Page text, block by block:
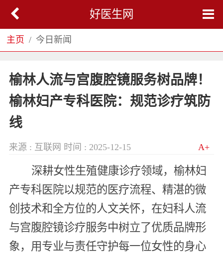
好医生网
主页 今日新闻
榆林人流与宫腹腔镜服务树品牌！
榆林妇产专科医院：规范诊疗筑防
线
来源 : 互联网 时间 : 2025-12-15 A+
深耕女性生殖健康诊疗领域，榆林妇
产专科医院以规范的医疗流程、精湛的微
创技术和全方位的人文关怀，在妇科人流
与宫腹腔镜诊疗服务中树立了优质品牌形
象，用专业与责任守护每一位女性的身心